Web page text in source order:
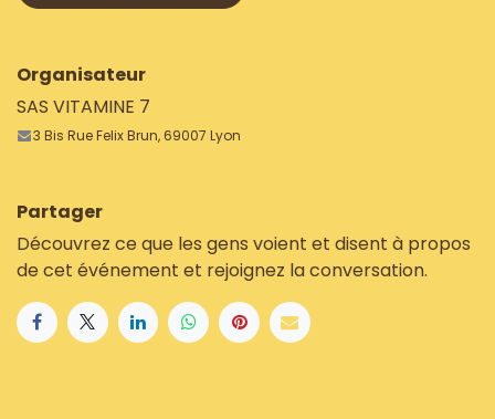
Organisateur
SAS VITAMINE 7
3 Bis Rue Felix Brun, 69007 Lyon
Partager
Découvrez ce que les gens voient et disent à propos
de cet événement et rejoignez la conversation.